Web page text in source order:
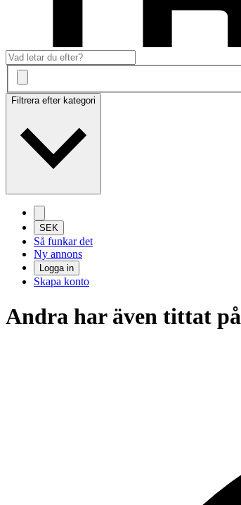
Filtrera efter kategori
SEK
Så funkar det
Ny annons
Logga in
Skapa konto
Andra har även tittat på